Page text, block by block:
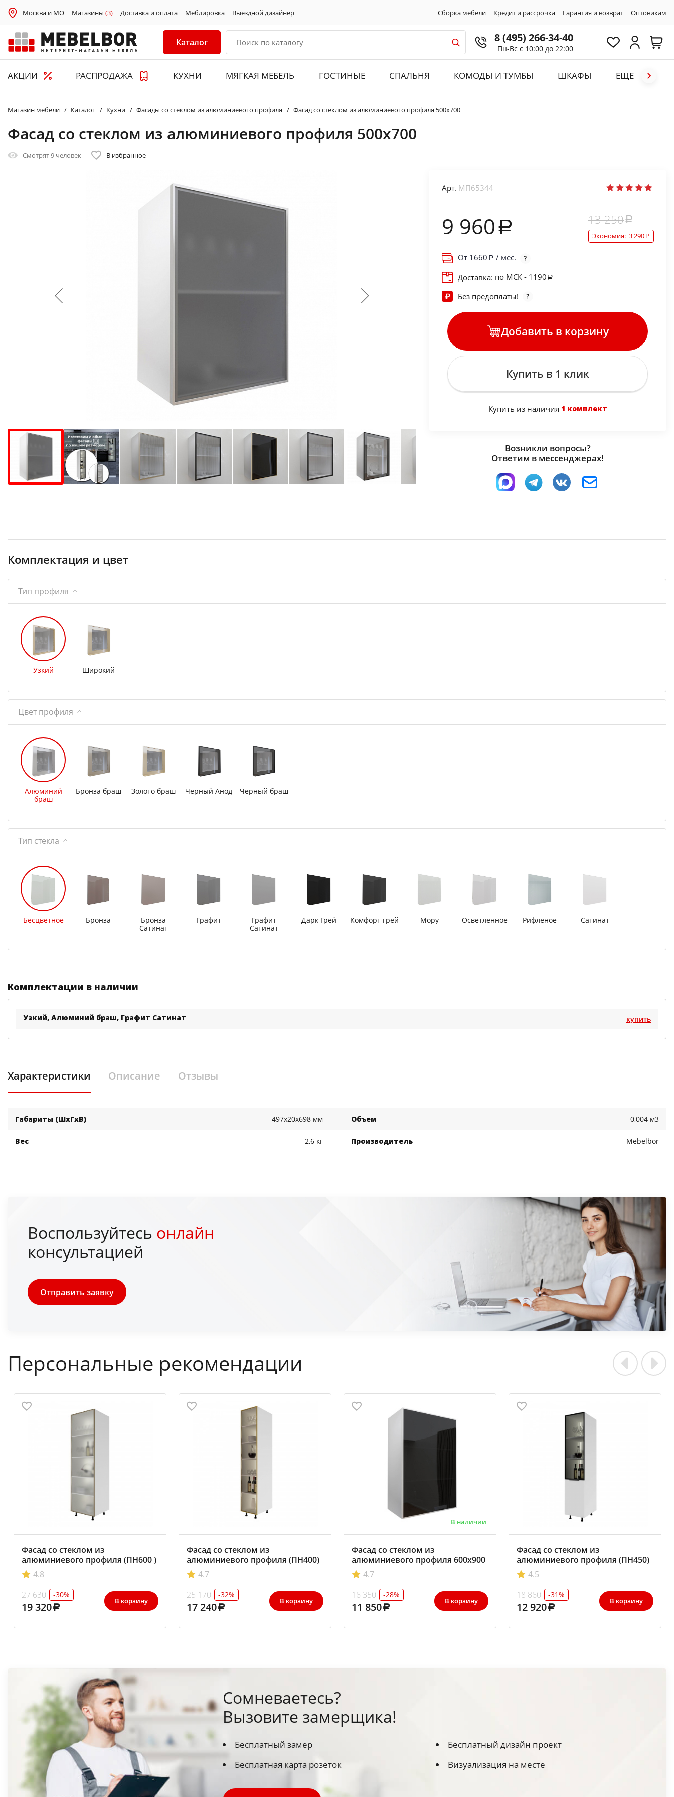
Москва и МО Магазины (3) Доставка и оплата Меблировка Выездной дизайнер Сборка мебели Кредит и рассрочка Гарантия и возврат Оптовикам
Каталог 8 (495) 266-34-40
Пн-Вс с 10:00 до 22:00
АКЦИИ РАСПРОДАЖА КУХНИ МЯГКАЯ МЕБЕЛЬ ГОСТИНЫЕ СПАЛЬНЯ КОМОДЫ И ТУМБЫ ШКАФЫ ЕЩЕ
Магазин мебели Каталог Кухни Фасады со стеклом из алюминиевого профиля Фасад со стеклом из алюминиевого профиля 500х700
Фасад со стеклом из алюминиевого профиля 500х700
Смотрят9 человек В избранное
Арт. МП65344
9 960 13 250
Экономия: 3 290
От 1660
/ мес.
Доставка: по МСК - 1190
Без предоплаты!
Добавить в корзину
Купить в 1 клик
Купить из наличия 1 комплект
Возникли вопросы?
Ответим в мессенджерах!
Комплектация и цвет
Тип профиля
Узкий Широкий
Цвет профиля
Алюминий
браш
Бронза браш Золото браш Черный Анод Черный браш
Тип стекла
Бесцветное Бронза
Бронза
Сатинат
Графит
Графит
Сатинат
Дарк Грей Комфорт грей Мору Осветленное Рифленое Сатинат
Комплектации в наличии
Узкий, Алюминий браш, Графит Сатинат купить
Характеристики Описание Отзывы
Габариты (ШхГхВ) 497x20x698 мм Объем 0,004 м3
Вес 2,6 кг Производитель Mebelbor
Воспользуйтесь онлайн
консультацией
Отправить заявку
Персональные рекомендации
Фасад со стеклом из
алюминиевого профиля (ПН600 )
596х2018мм
4.8
27 630
-30%
19 320 В корзину
Фасад со стеклом из
алюминиевого профиля (ПН400)
396х2018мм
4.7
25 170
-32%
17 240 В корзину
В наличии
Фасад со стеклом из
алюминиевого профиля 600х900
4.7
16 350
-28%
11 850 В корзину
Фасад со стеклом из
алюминиевого профиля (ПН450)
446х1298мм
4.5
18 860
-31%
12 920 В корзину
Сомневаетесь?
Вызовите замерщика!
Бесплатный замер
Бесплатный дизайн проект
Бесплатная карта розеток
Визуализация на месте